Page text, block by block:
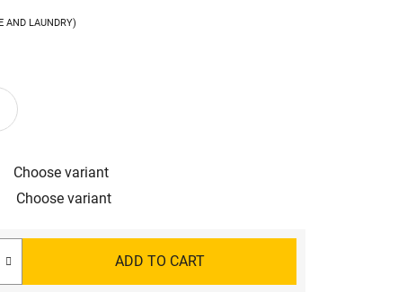
AND LAUNDRY)
Choose variant
Choose variant
ADD TO CART